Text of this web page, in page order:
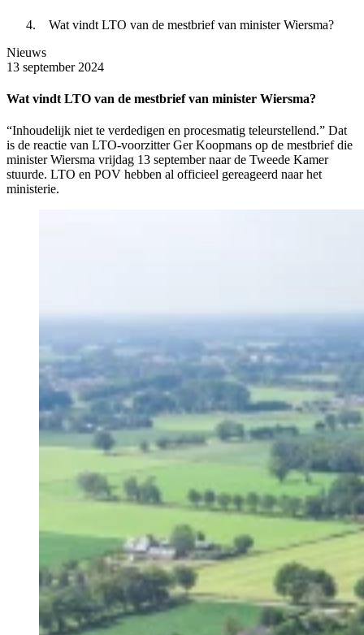
Wat vindt LTO van de mestbrief van minister Wiersma?
Nieuws
13 september 2024
Wat vindt LTO van de mestbrief van minister Wiersma?
“Inhoudelijk niet te verdedigen en procesmatig teleurstellend.” Dat
is de reactie van LTO-voorzitter Ger Koopmans op de mestbrief die
minister Wiersma vrijdag 13 september naar de Tweede Kamer
stuurde. LTO en POV hebben al officieel gereageerd naar het
ministerie.